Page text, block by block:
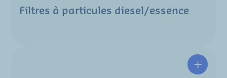
Filtres à particules diesel/essence